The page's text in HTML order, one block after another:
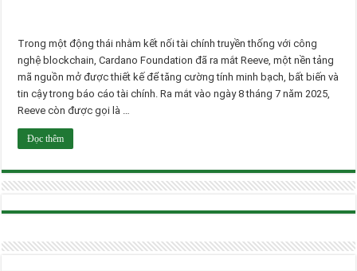
Trong một động thái nhằm kết nối tài chính truyền thống với công
nghệ blockchain, Cardano Foundation đã ra mắt Reeve, một nền tảng
mã nguồn mở được thiết kế để tăng cường tính minh bạch, bất biến và
tin cậy trong báo cáo tài chính. Ra mắt vào ngày 8 tháng 7 năm 2025,
Reeve còn được gọi là …
Đọc thêm